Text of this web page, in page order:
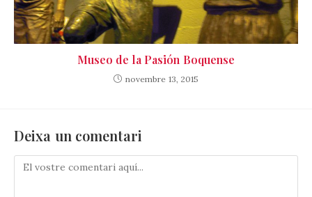
Museo de la Pasión Boquense
novembre 13, 2015
Deixa un comentari
Comenta